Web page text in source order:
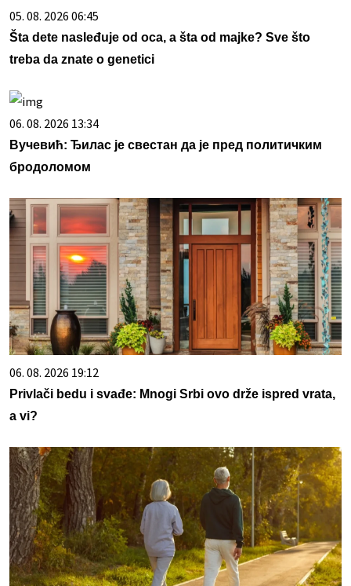
05. 08. 2026 06:45
Šta dete nasleđuje od oca, a šta od majke? Sve što
treba da znate o genetici
06. 08. 2026 13:34
Вучевић: Ђилас је свестан да је пред политичким
бродоломом
06. 08. 2026 19:12
Privlači bedu i svađe: Mnogi Srbi ovo drže ispred vrata,
a vi?